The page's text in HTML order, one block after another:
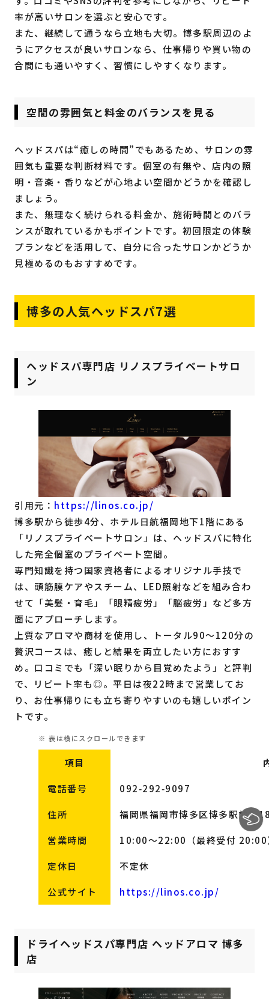
率が高いサロンを選ぶと安心です。
また、継続して通うなら立地も大切。博多駅周辺のよ
うにアクセスが良いサロンなら、仕事帰りや買い物の
合間にも通いやすく、習慣にしやすくなります。
空間の雰囲気と料金のバランスを見る
ヘッドスパは“癒しの時間”でもあるため、サロンの雰
囲気も重要な判断材料です。個室の有無や、店内の照
明・音楽・香りなどが心地よい空間かどうかを確認し
ましょう。
また、無理なく続けられる料金か、施術時間とのバラ
ンスが取れているかもポイントです。初回限定の体験
プランなどを活用して、自分に合ったサロンかどうか
見極めるのもおすすめです。
博多の人気ヘッドスパ7選
ヘッドスパ専門店 リノスプライベートサロ
ン
引用元： https://linos.co.jp/
博多駅から徒歩4分、ホテル日航福岡地下1階にある
「リノスプライベートサロン」は、ヘッドスパに特化
した完全個室のプライベート空間。
専門知識を持つ国家資格者によるオリジナル手技で
は、頭筋膜ケアやスチーム、LED照射などを組み合わ
せて「美髪・育毛」「眼精疲労」「脳疲労」など多方
面にアプローチします。
上質なアロマや商材を使用し、トータル90〜120分の
贅沢コースは、癒しと結果を両立したい方におすす
め。口コミでも「深い眠りから目覚めたよう」と評判
で、リピート率も◎。平日は夜22時まで営業してお
り、お仕事帰りにも立ち寄りやすいのも嬉しいポイン
トです。
項目
電話番号 092‑292‑9097
住所 福岡県福岡市博多区博多駅前
営業時間 10:00～22:00（最終受付 20:00
定休日 不定休
公式サイト https://linos.co.jp/
ドライヘッドスパ専門店 ヘッドアロマ 博多
店